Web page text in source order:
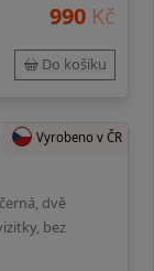
990 Kč
Do košíku
Vyrobeno v ČR
dvě
bez